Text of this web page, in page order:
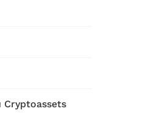
Cryptoassets